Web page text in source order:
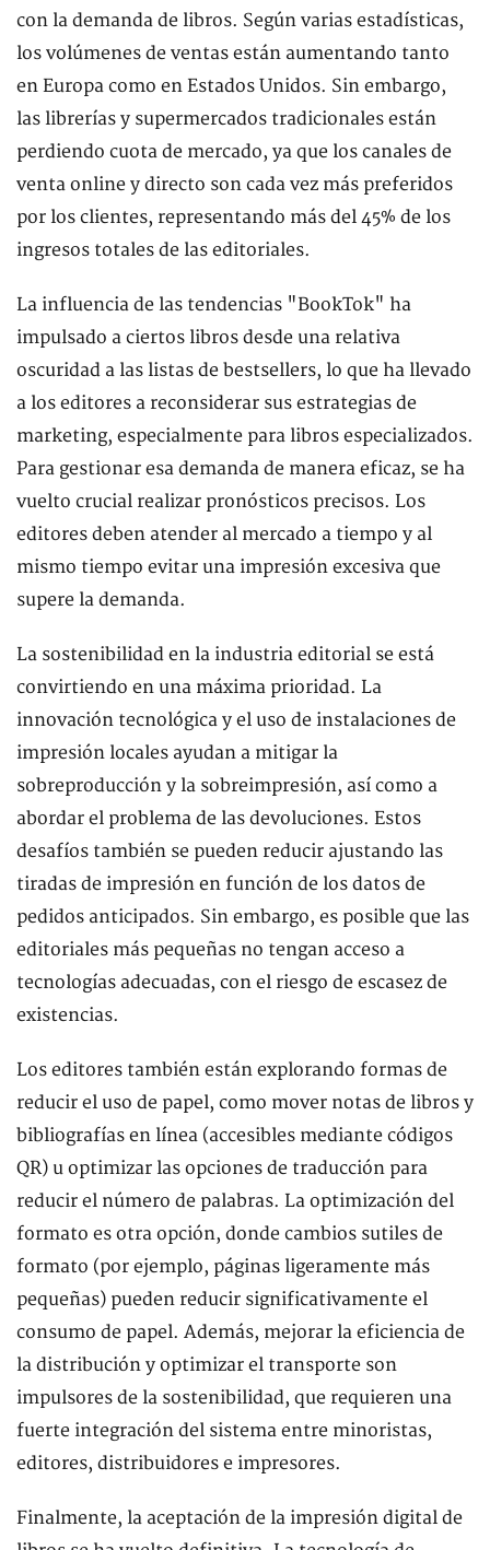
con la demanda de libros. Según varias estadísticas,
los volúmenes de ventas están aumentando tanto
en Europa como en Estados Unidos. Sin embargo,
las librerías y supermercados tradicionales están
perdiendo cuota de mercado, ya que los canales de
venta online y directo son cada vez más preferidos
por los clientes, representando más del 45% de los
ingresos totales de las editoriales.
La influencia de las tendencias "BookTok" ha
impulsado a ciertos libros desde una relativa
oscuridad a las listas de bestsellers, lo que ha llevado
a los editores a reconsiderar sus estrategias de
marketing, especialmente para libros especializados.
Para gestionar esa demanda de manera eficaz, se ha
vuelto crucial realizar pronósticos precisos. Los
editores deben atender al mercado a tiempo y al
mismo tiempo evitar una impresión excesiva que
supere la demanda.
La sostenibilidad en la industria editorial se está
convirtiendo en una máxima prioridad. La
innovación tecnológica y el uso de instalaciones de
impresión locales ayudan a mitigar la
sobreproducción y la sobreimpresión, así como a
abordar el problema de las devoluciones. Estos
desafíos también se pueden reducir ajustando las
tiradas de impresión en función de los datos de
pedidos anticipados. Sin embargo, es posible que las
editoriales más pequeñas no tengan acceso a
tecnologías adecuadas, con el riesgo de escasez de
existencias.
Los editores también están explorando formas de
reducir el uso de papel, como mover notas de libros y
bibliografías en línea (accesibles mediante códigos
QR) u optimizar las opciones de traducción para
reducir el número de palabras. La optimización del
formato es otra opción, donde cambios sutiles de
formato (por ejemplo, páginas ligeramente más
pequeñas) pueden reducir significativamente el
consumo de papel. Además, mejorar la eficiencia de
la distribución y optimizar el transporte son
impulsores de la sostenibilidad, que requieren una
fuerte integración del sistema entre minoristas,
editores, distribuidores e impresores.
Finalmente, la aceptación de la impresión digital de